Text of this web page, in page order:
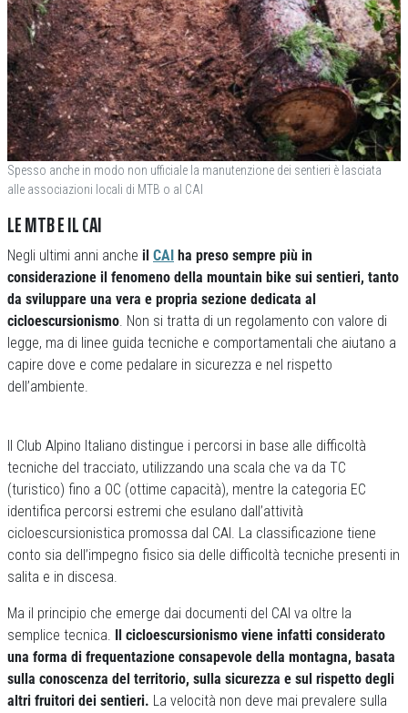
Spesso anche in modo non ufficiale la manutenzione dei sentieri è lasciata
alle associazioni locali di MTB o al CAI
LE MTB E IL CAI
Negli ultimi anni anche il CAI ha preso sempre più in
considerazione il fenomeno della mountain bike sui sentieri, tanto
da sviluppare una vera e propria sezione dedicata al
cicloescursionismo. Non si tratta di un regolamento con valore di
legge, ma di linee guida tecniche e comportamentali che aiutano a
capire dove e come pedalare in sicurezza e nel rispetto
dell’ambiente.
Il Club Alpino Italiano distingue i percorsi in base alle difficoltà
tecniche del tracciato, utilizzando una scala che va da TC
(turistico) fino a OC (ottime capacità), mentre la categoria EC
identifica percorsi estremi che esulano dall’attività
cicloescursionistica promossa dal CAI. La classificazione tiene
conto sia dell’impegno fisico sia delle difficoltà tecniche presenti in
salita e in discesa.
Ma il principio che emerge dai documenti del CAI va oltre la
semplice tecnica. Il cicloescursionismo viene infatti considerato
una forma di frequentazione consapevole della montagna, basata
sulla conoscenza del territorio, sulla sicurezza e sul rispetto degli
altri fruitori dei sentieri. La velocità non deve mai prevalere sulla